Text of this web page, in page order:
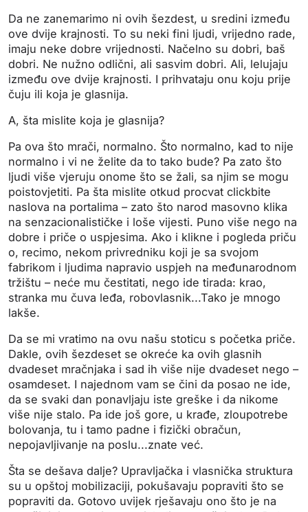
Da ne zanemarimo ni ovih šezdest, u sredini između
ove dvije krajnosti. To su neki fini ljudi, vrijedno rade,
imaju neke dobre vrijednosti. Načelno su dobri, baš
dobri. Ne nužno odlični, ali sasvim dobri. Ali, lelujaju
između ove dvije krajnosti. I prihvataju onu koju prije
čuju ili koja je glasnija.
A, šta mislite koja je glasnija?
Pa ova što mrači, normalno. Što normalno, kad to nije
normalno i vi ne želite da to tako bude? Pa zato što
ljudi više vjeruju onome što se žali, sa njim se mogu
poistovjetiti. Pa šta mislite otkud procvat clickbite
naslova na portalima – zato što narod masovno klika
na senzacionalističke i loše vijesti. Puno više nego na
dobre i priče o uspjesima. Ako i klikne i pogleda priču
o, recimo, nekom privredniku koji je sa svojom
fabrikom i ljudima napravio uspjeh na međunarodnom
tržištu – neće mu čestitati, nego ide tirada: krao,
stranka mu čuva leđa, robovlasnik...Tako je mnogo
lakše.
Da se mi vratimo na ovu našu stoticu s početka priče.
Dakle, ovih šezdeset se okreće ka ovih glasnih
dvadeset mračnjaka i sad ih više nije dvadeset nego –
osamdeset. I najednom vam se čini da posao ne ide,
da se svaki dan ponavljaju iste greške i da nikome
više nije stalo. Pa ide još gore, u krađe, zloupotrebe
bolovanja, tu i tamo padne i fizički obračun,
nepojavljivanje na poslu...znate već.
Šta se dešava dalje? Upravljačka i vlasnička struktura
su u opštoj mobilizaciji, pokušavaju popraviti što se
popraviti da. Gotovo uvijek rješavaju ono što je na